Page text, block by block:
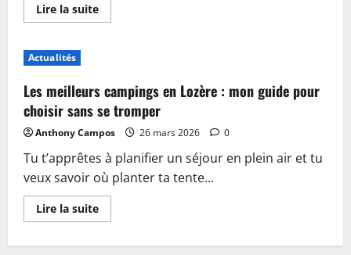
Lire la suiteEn
savoir
accueil
:
plongez
dans
les
nouveautés
du
camping
de
Sablé-
sur-
Sarthe
Actualités
Les meilleurs campings en Lozère : mon guide pour
choisir sans se tromper
Anthony Campos 26 mars 2026 0
Tu t’apprêtes à planifier un séjour en plein air et tu
veux savoir où planter ta tente...
Lire la suiteEn
savoir